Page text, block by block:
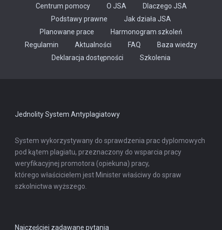
Centrum pomocy O JSA
Dlaczego JSA
Podstawy prawne
Jak działa JSA
Planowane prace
Harmonogram szkoleń
Regulamin
Aktualności FAQ
Baza wiedzy
Deklaracja dostępności
Szkolenia
Jednolity System Antyplagiatowy
System wykorzystywany do sprawdzenia prac dyplomowych
pod kątem plagiatu, przeznaczony do wsparcia pracy
weryfikacyjnej promotora (opiekuna) pracy,
którego właścicielem jest Minister właściwy do spraw
szkolnictwa wyższego.
Najczęściej zadawane pytania